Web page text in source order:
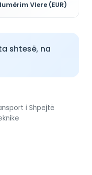
Vlere (EUR)
shtesë, na
i Shpejtë